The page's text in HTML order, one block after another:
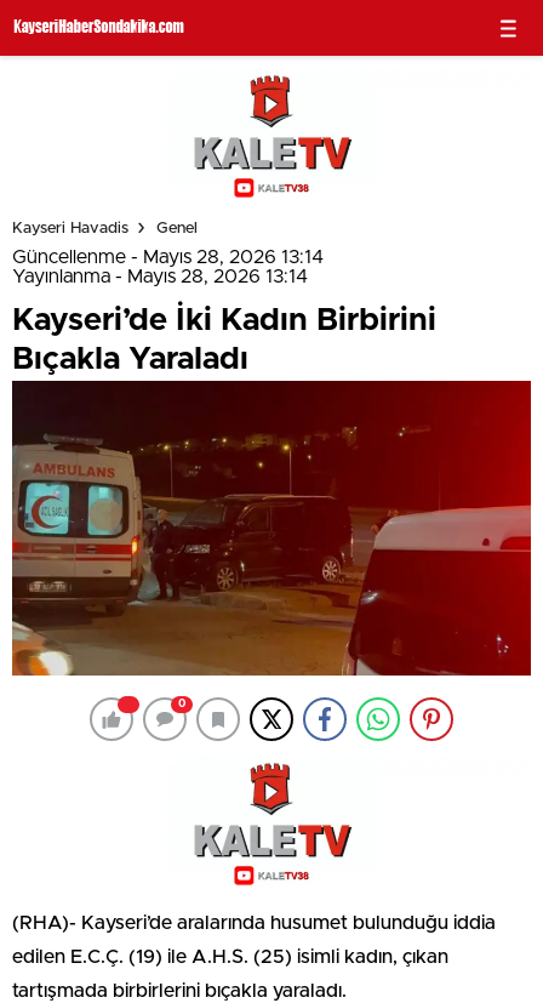
Kayseri Havadis Genel
Güncellenme - Mayıs 28, 2026 13:14
Yayınlanma - Mayıs 28, 2026 13:14
Kayseri’de İki Kadın Birbirini
Bıçakla Yaraladı
0
(RHA)- Kayseri’de aralarında husumet bulunduğu iddia
edilen E.C.Ç. (19) ile A.H.S. (25) isimli kadın, çıkan
tartışmada birbirlerini bıçakla yaraladı.